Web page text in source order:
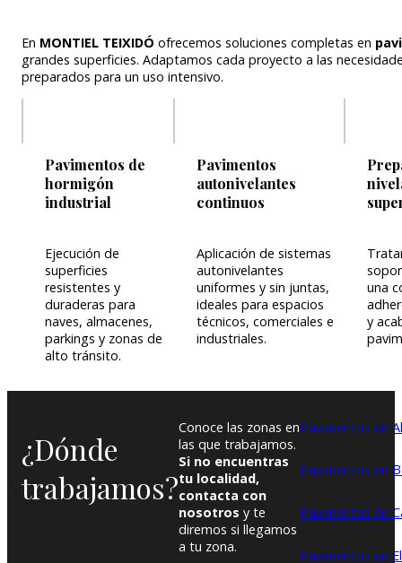
En MONTIEL TEIXIDÓ ofrecemos soluciones completas en
grandes superficies. Adaptamos cada proyecto a las
preparados para un uso intensivo.
Pavimentos de
hormigón
industrial
Ejecución de
superficies
resistentes y
duraderas para
naves, almacenes,
parkings y zonas de
alto tránsito.
Pavimentos
autonivelantes
continuos
Aplicación de sistemas
autonivelantes
uniformes y sin juntas,
ideales para espacios
técnicos, comerciales e
industriales.
una
y
¿Dónde
trabajamos?
Conoce las zonas en
las que trabajamos.
Si no encuentras
tu localidad,
contacta con
nosotros y te
diremos si llegamos
a tu zona.
Pavimentos en
Pavimentos en
Pavimentos en
Pavimentos en